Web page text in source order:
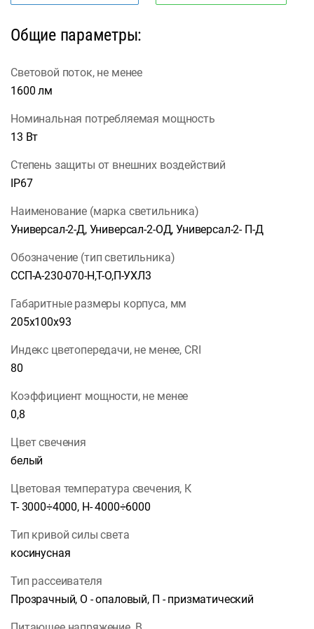
Общие параметры:
Световой поток, не менее
1600 лм
Номинальная потребляемая мощность
13 Вт
Степень защиты от внешних воздействий
IP67
Наименование (марка светильника)
Универсал-2-Д, Универсал-2-ОД, Универсал-2- П-Д
Обозначение (тип светильника)
ССП-А-230-070-Н,Т-О,П-УХЛ3
Габаритные размеры корпуса, мм
205х100х93
Индекс цветопередачи, не менее, CRI
80
Коэффициент мощности, не менее
0,8
Цвет свечения
белый
Цветовая температура свечения, К
Т- 3000÷4000, Н- 4000÷6000
Тип кривой силы света
косинусная
Тип рассеивателя
Прозрачный, О - опаловый, П - призматический